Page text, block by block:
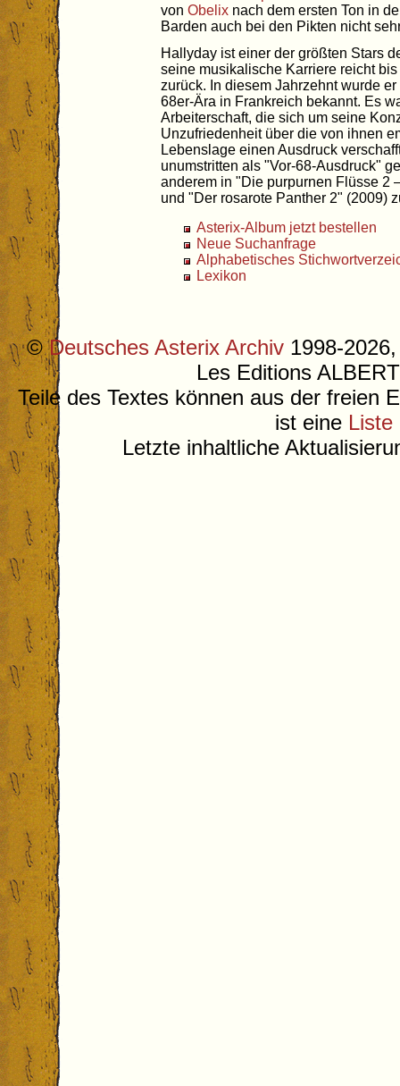
von Obelix nach dem ersten Ton in
Barden auch bei den Pikten nicht
Hallyday ist einer der größten Stars
seine musikalische Karriere reicht
zurück. In diesem Jahrzehnt wurde
68er-Ära in Frankreich bekannt. Es
Arbeiterschaft, die sich um seine
Unzufriedenheit über die von ihnen
Lebenslage einen Ausdruck
unumstritten als "Vor-68-Ausdruck"
anderem in "Die purpurnen Flüsse 2
und "Der rosarote Panther 2" (2009)
Asterix-Album jetzt bestellen
Neue Suchanfrage
Alphabetisches
Lexikon
©Deutsches Asterix Archiv 1998-
Les Editions
Teile des Textes können aus der freien
ist eine Liste
Letzte inhaltliche